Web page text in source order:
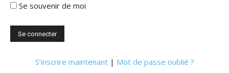
Se souvenir de moi
S’inscrire maintenant| Mot de passe oublié ?